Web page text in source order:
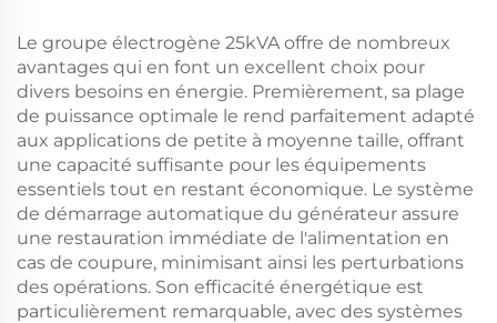
Ricardo
démarrage froid
Le groupe électrogène 25kVA offre de nombreux
avantages qui en font un excellent choix pour
divers besoins en énergie. Premièrement, sa plage
de puissance optimale le rend parfaitement adapté
aux applications de petite à moyenne taille, offrant
une capacité suffisante pour les équipements
essentiels tout en restant économique. Le système
de démarrage automatique du générateur assure
une restauration immédiate de l'alimentation en
cas de coupure, minimisant ainsi les perturbations
des opérations. Son efficacité énergétique est
particulièrement remarquable, avec des systèmes